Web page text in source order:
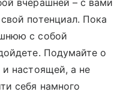
вчерашней – с вами
потенциал. Пока
с собой
Подумайте о
настоящей, а не
себя намного